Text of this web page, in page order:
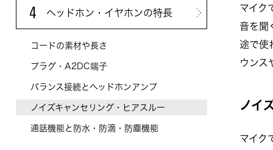
4 ヘッドホン・イヤホンの特長
コードの素材や長さ
プラグ・A2DC端子
バランス接続とヘッドホンアンプ
ノイズキャンセリング・ヒアスルー
通話機能と防水・防滴・防塵機能
マイク
音を聞
途で使
ウンス
ノイ
マイク